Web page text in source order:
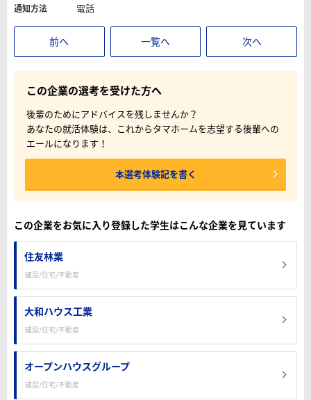
通知方法 電話
前へ 一覧へ 次へ
この企業の選考を受けた方へ
後輩のためにアドバイスを残しませんか？
あなたの就活体験は、これからタマホームを志望する後輩への
エールになります！
本選考体験記を書く
この企業をお気に入り登録した学生はこんな企業を見ています
住友林業
建設/住宅/不動産
大和ハウス工業
建設/住宅/不動産
オープンハウスグループ
建設/住宅/不動産